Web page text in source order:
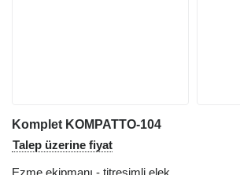
Komplet KOMPATTO-104
Talep üzerine fiyat